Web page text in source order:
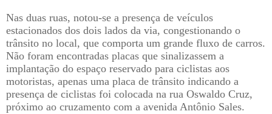
Nas duas ruas, notou-se a presença de veículos
estacionados dos dois lados da via, congestionando o
trânsito no local, que comporta um grande fluxo de carros.
Não foram encontradas placas que sinalizassem a
implantação do espaço reservado para ciclistas aos
motoristas, apenas uma placa de trânsito indicando a
presença de ciclistas foi colocada na rua Oswaldo Cruz,
próximo ao cruzamento com a avenida Antônio Sales.